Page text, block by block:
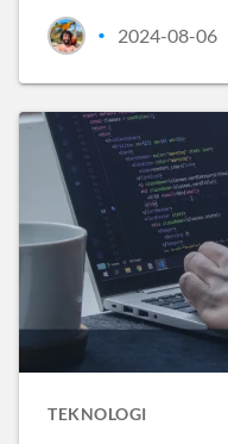
• 2024-08-06
TEKNOLOGI